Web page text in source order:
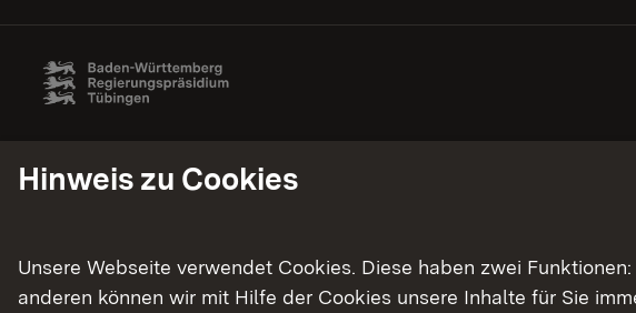
Hinweis zu Cookies
Unsere Webseite verwendet Cookies. Diese haben zwei
anderen können wir mit Hilfe der Cookies unsere Inhalte für Sie